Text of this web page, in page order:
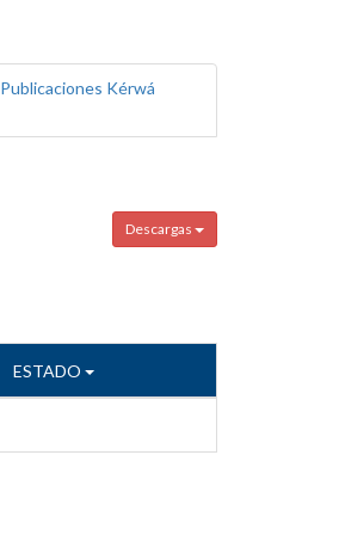
Publicaciones Kérwá
Descargas
ESTADO